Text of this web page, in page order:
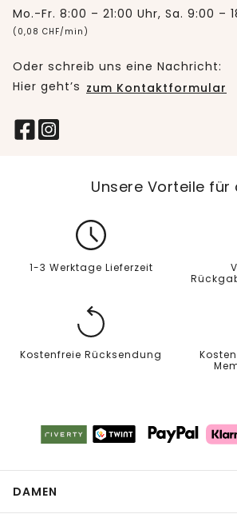
Mo.-Fr. 8:00 – 21:00 Uhr, Sa. 9:00 –
(0,08 CHF/min)
Oder schreib uns eine Nachricht:
Hier geht’s zum Kontaktformular
Unsere Vorteile für
1-3 Werktage Lieferzeit
Kostenfreie Rücksendung
DAMEN